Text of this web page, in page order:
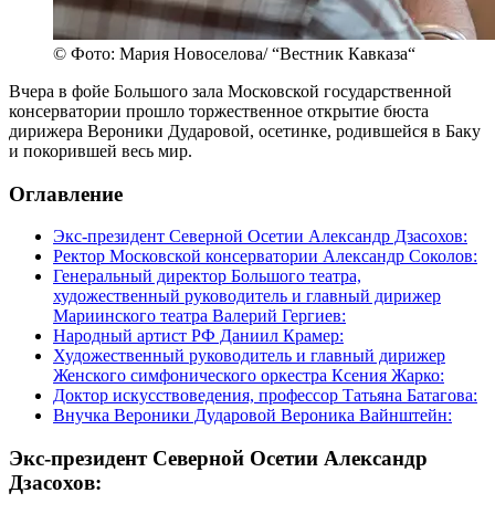
© Фото: Мария Новоселова/ “Вестник Кавказа“
Вчера в фойе Большого зала Московской государственной
консерватории прошло торжественное открытие бюста
дирижера Вероники Дударовой, осетинке, родившейся в Баку
и покорившей весь мир.
Оглавление
Экс-президент Северной Осетии Александр Дзасохов:
Ректор Московской консерватории Александр Соколов:
Генеральный директор Большого театра,
художественный руководитель и главный дирижер
Мариинского театра Валерий Гергиев:
Народный артист РФ Даниил Крамер:
Художественный руководитель и главный дирижер
Женского симфонического оркестра Ксения Жарко:
Доктор искусствоведения, профессор Татьяна Батагова:
Внучка Вероники Дударовой Вероника Вайнштейн:
Экс-президент Северной Осетии Александр
Дзасохов: